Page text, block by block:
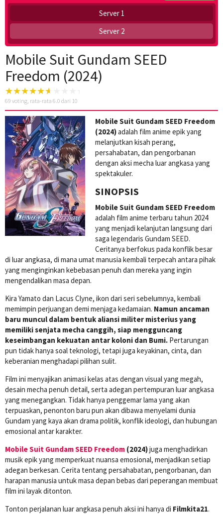
Server 1
Server 2
Mobile Suit Gundam SEED
Freedom (2024)
69 voting, rata-rata 6.0 dari 10
Mobile Suit Gundam SEED Freedom
(2024)adalah film anime epik yang
melanjutkan kisah perang,
persahabatan, dan pengorbanan
dengan aksi mecha luar angkasa yang
spektakuler.
SINOPSIS
Mobile Suit Gundam SEED Freedom
adalah film anime terbaru tahun 2024
yang menjadi kelanjutan langsung dari
saga legendaris Gundam SEED.
Ceritanya berfokus pada konflik besar
di luar angkasa, di mana umat manusia kembali terpecah antara pihak
yang menginginkan kebebasan penuh dan mereka yang ingin
mengendalikan masa depan.
Kira Yamato dan Lacus Clyne, ikon dari seri sebelumnya, kembali
memimpin perjuangan demi menjaga kedamaian. Namun ancaman
baru muncul dalam bentuk aliansi militer misterius yang
memiliki senjata mecha canggih, siap mengguncang
keseimbangan kekuatan antar koloni dan Bumi. Pertarungan
pun tidak hanya soal teknologi, tetapi juga keyakinan, cinta, dan
keberanian menghadapi pilihan sulit.
Film ini menyajikan animasi kelas atas dengan visual yang megah,
desain mecha penuh detail, serta adegan pertempuran luar angkasa
yang menegangkan. Tidak hanya penggemar lama yang akan
terpuaskan, penonton baru pun akan dibawa menyelami dunia
Gundam yang kaya akan drama politik, konflik ideologi, dan hubungan
emosional antar karakter.
Mobile Suit Gundam SEED Freedom (2024)juga menghadirkan
musik epik yang memperkuat nuansa emosional, menjadikan setiap
adegan berkesan. Cerita tentang persahabatan, pengorbanan, dan
harapan manusia untuk masa depan bebas dari peperangan membuat
film ini layak ditonton.
Tonton perjalanan luar angkasa penuh aksi ini hanya di Filmkita21.